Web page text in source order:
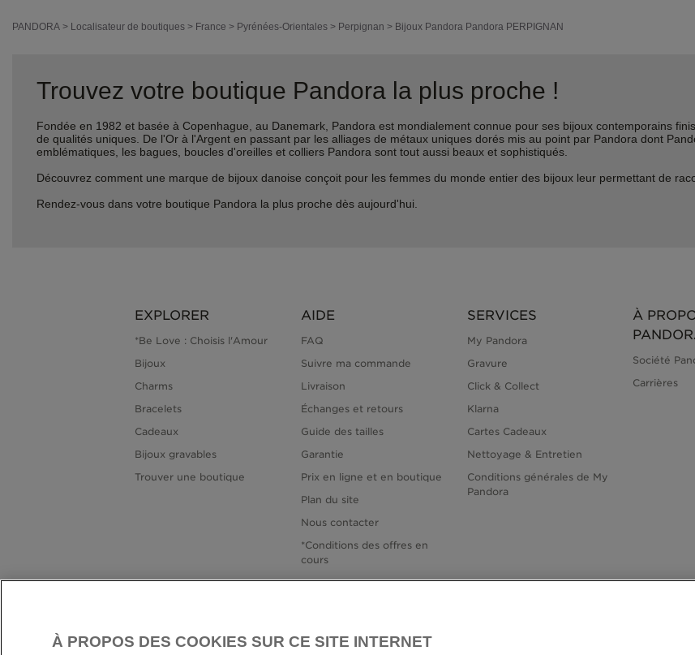
PANDORA > Localisateur de boutiques > France > Pyrénées-Orientales > Perpignan > Bijoux Pandora Pandora PERPIGNAN
Trouvez votre boutique Pandora la plus proche !
Fondée en 1982 et basée à Copenhague, au Danemark, Pandora est mondialement connue pour ses bijoux contemporains
de qualités uniques. De l'Or à l'Argent en passant par les alliages de métaux uniques dorés mis au point par Pandora dont
emblématiques, les bagues, boucles d'oreilles et colliers Pandora sont tout aussi beaux et sophistiqués.
Découvrez comment une marque de bijoux danoise conçoit pour les femmes du monde entier des bijoux leur permettant de
Rendez-vous dans votre boutique Pandora la plus proche dès aujourd'hui.
EXPLORER
*Be Love : Choisis l'Amour
Bijoux
Charms
Bracelets
Cadeaux
Bijoux gravables
Trouver une boutique
AIDE
FAQ
Suivre ma commande
Livraison
Échanges et retours
Guide des tailles
Garantie
Prix en ligne et en boutique
Plan du site
Nous contacter
*Conditions des offres en
cours
SERVICES
My Pandora
Gravure
Click & Collect
Klarna
Cartes Cadeaux
Nettoyage & Entretien
Conditions générales de My
Pandora
À
Société
Carrières
À PROPOS DES COOKIES SUR CE SITE INTERNET